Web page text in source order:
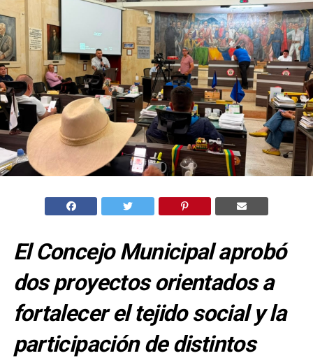
El Concejo Municipal aprobó
dos proyectos orientados a
fortalecer el tejido social y la
participación de distintos